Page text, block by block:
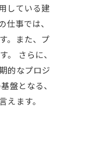
している建
事では、
。また、プ
さらに、
的なプロジ
盤となる、
ます。